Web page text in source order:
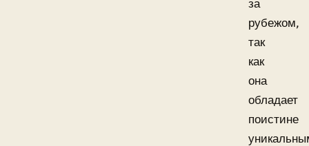
за
рубежом,
так
как
она
обладает
поистине